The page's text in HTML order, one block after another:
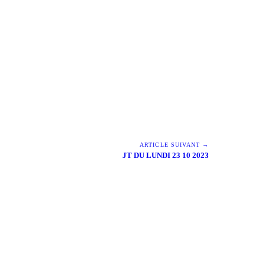
ARTICLE SUIVANT →
JT DU LUNDI 23 10 2023